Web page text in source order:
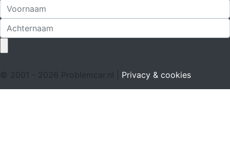
© 2001 - 2026 Problemcar.nl | Privacy & cookies